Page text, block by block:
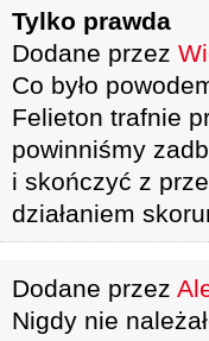
Tylko prawda
Dodane przez
Co było
Felieton trafnie
powinniśmy
i skończyć z
działaniem
Dodane przez
Nigdy nie